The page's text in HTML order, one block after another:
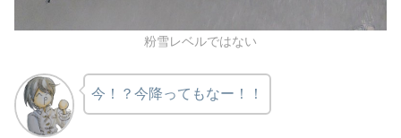
粉雪レベルではない
今！？今降ってもなー！！